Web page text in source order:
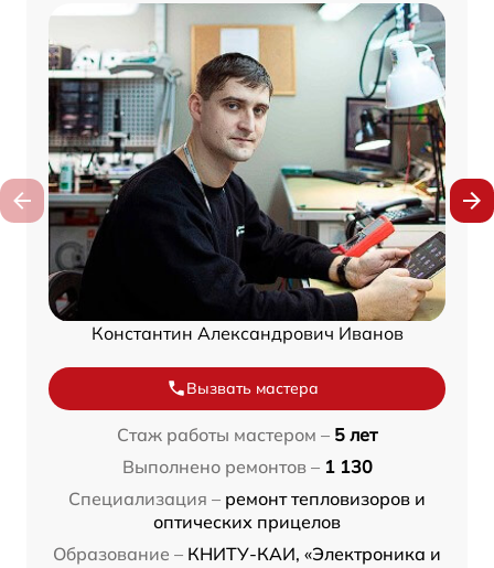
Константин Александрович Иванов
Вызвать мастера
Стаж работы мастером – 5 лет
Выполнено ремонтов – 1 130
Специализация – ремонт тепловизоров и
оптических прицелов
Образование – КНИТУ-КАИ, «Электроника и